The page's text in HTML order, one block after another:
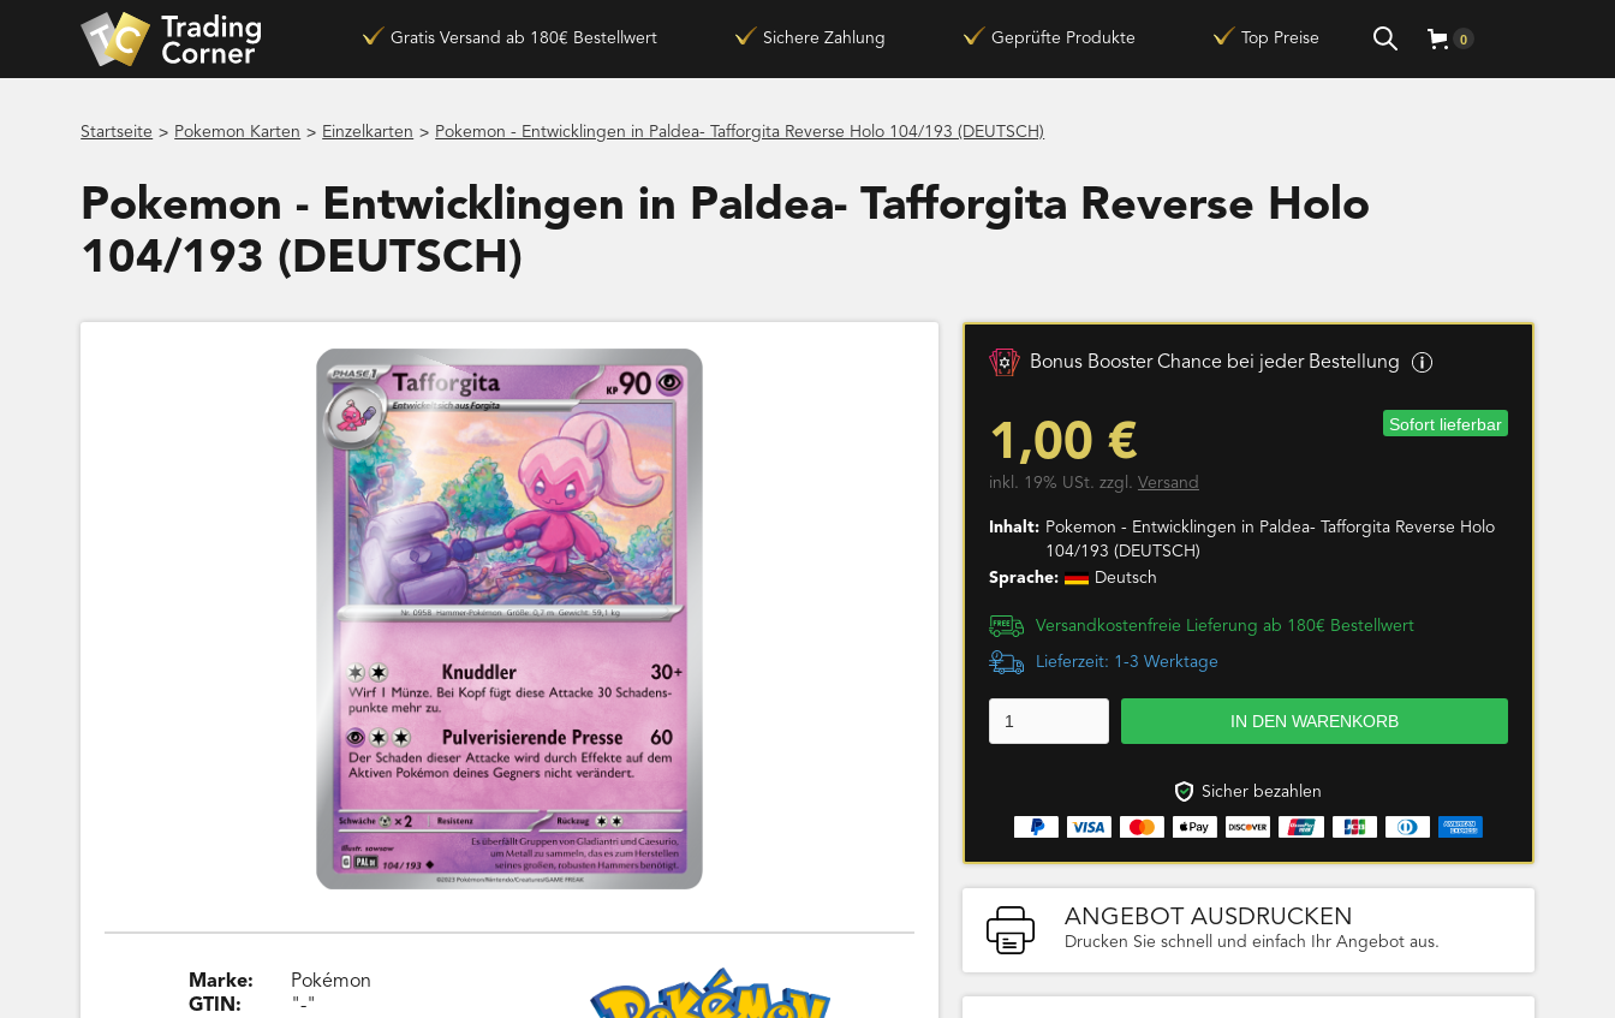
Gratis Versand ab 180€ Bestellwert Sichere Zahlung Geprüfte Produkte Top Preise 0
Startseite > Pokemon Karten > Einzelkarten > Pokemon - Entwicklingen in Paldea- Tafforgita Reverse Holo 104/193 (DEUTSCH)
Pokemon - Entwicklingen in Paldea- Tafforgita Reverse Holo
104/193 (DEUTSCH)
Marke:
GTIN:
Pokémon
"-"
Bonus Booster Chance bei jeder Bestellung
1,00 € Sofort lieferbar
inkl. 19% USt. zzgl. Versand
Inhalt: Pokemon - Entwicklingen in Paldea- Tafforgita Reverse Holo
104/193 (DEUTSCH)
Sprache:
Deutsch
Versandkostenfreie Lieferung ab 180€ Bestellwert
Lieferzeit: 1-3 Werktage
Sicher bezahlen
ANGEBOT AUSDRUCKEN
Drucken Sie schnell und einfach Ihr Angebot aus.